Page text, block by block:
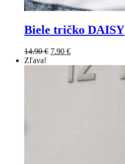
Biele tričko DAISY
14.90€ Original
14.90 €.
7.90 €Current
7.90 €.
Zľava!